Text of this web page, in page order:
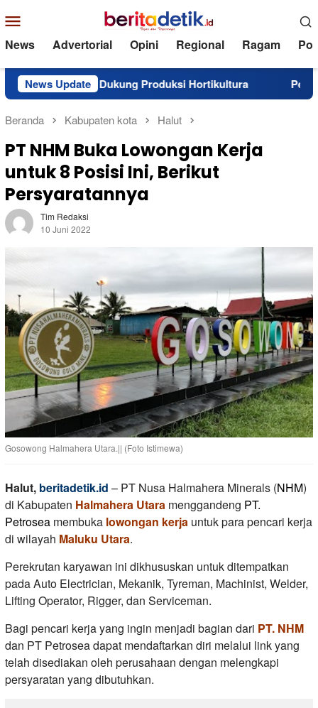
ke
kontenMobile
News Advertorial Opini Regional Ragam
News Update
Dukung Produksi Hortikultura Perkuat Karakter
Beranda Kabupaten kota Halut
PT NHM Buka Lowongan Kerja
untuk 8 Posisi Ini, Berikut
Persyaratannya
Tim Redaksi
10 Juni 2022
Gosowong Halmahera Utara.|| (Foto Istimewa)
Halut, beritadetik.id – PT Nusa Halmahera Minerals (NHM)
di Kabupaten Halmahera Utara menggandeng PT.
Petrosea membuka lowongan kerja untuk para pencari kerja
di wilayah Maluku Utara.
Perekrutan karyawan ini dikhususkan untuk ditempatkan
pada Auto Electrician, Mekanik, Tyreman, Machinist, Welder,
Lifting Operator, Rigger, dan Serviceman.
Bagi pencari kerja yang ingin menjadi bagian dari PT. NHM
dan PT Petrosea dapat mendaftarkan diri melalui link yang
telah disediakan oleh perusahaan dengan melengkapi
persyaratan yang dibutuhkan.